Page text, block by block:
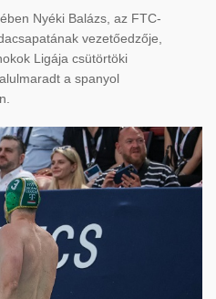
Nyéki Balázs, az FTC-
vezetőedzője,
Ligája csütörtöki
a spanyol